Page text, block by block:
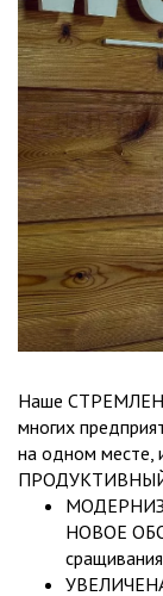
Наше
многих
на одном
НОВОЕ